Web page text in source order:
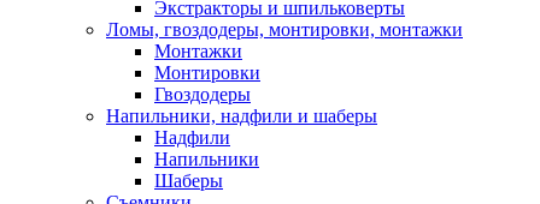
Экстракторы и шпильковерты
Ломы, гвоздодеры, монтировки, монтажки
Монтажки
Монтировки
Гвоздодеры
Напильники, надфили и шаберы
Надфили
Напильники
Шаберы